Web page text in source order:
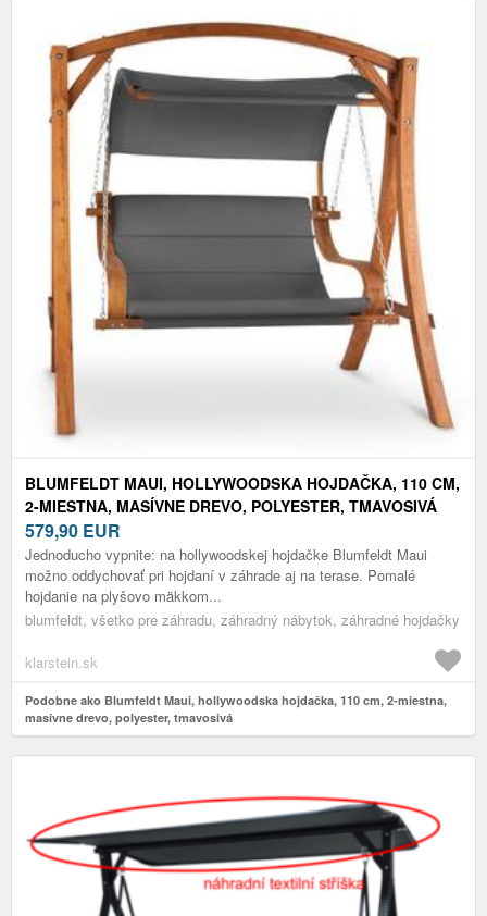
BLUMFELDT MAUI, HOLLYWOODSKA HOJDAČKA, 110 CM,
2-MIESTNA, MASÍVNE DREVO, POLYESTER, TMAVOSIVÁ
579,90 EUR
Jednoducho vypnite: na hollywoodskej hojdačke Blumfeldt Maui
možno oddychovať pri hojdaní v záhrade aj na terase. Pomalé
hojdanie na plyšovo mäkkom...
blumfeldt, všetko pre záhradu, záhradný nábytok, záhradné hojdačky
klarstein.sk
Podobne ako Blumfeldt Maui, hollywoodska hojdačka, 110 cm, 2-miestna,
masívne drevo, polyester, tmavosivá